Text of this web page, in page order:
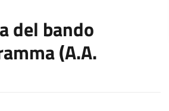
del bando
(A.A.